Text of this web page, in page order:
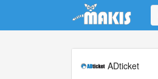
Update cookies preferences
ADticket